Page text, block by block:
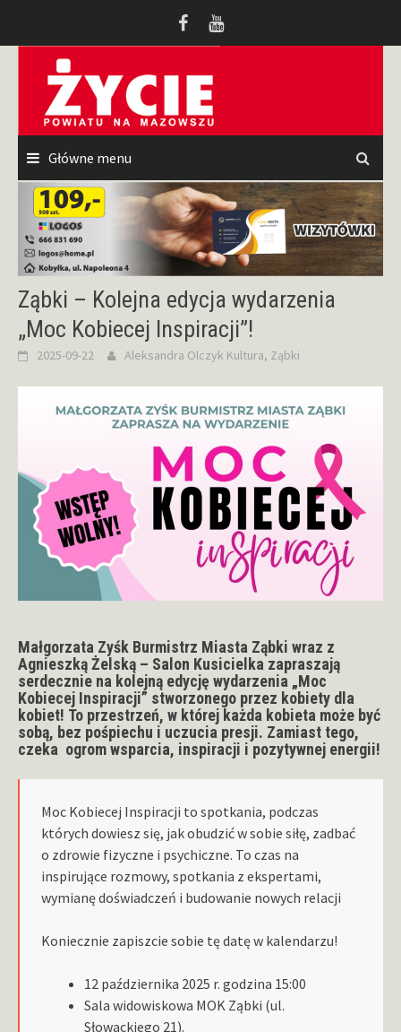
Główne menu
Ząbki – Kolejna edycja wydarzenia
„Moc Kobiecej Inspiracji”!
2025-09-22 Aleksandra Olczyk Kultura, Ząbki
Małgorzata Zyśk Burmistrz Miasta Ząbki wraz z
Agnieszką Żelską – Salon Kusicielka zapraszają
serdecznie na kolejną edycję wydarzenia „Moc
Kobiecej Inspiracji” stworzonego przez kobiety dla
kobiet! To przestrzeń, w której każda kobieta może być
sobą, bez pośpiechu i uczucia presji. Zamiast tego,
czeka ogrom wsparcia, inspiracji i pozytywnej energii!
Moc Kobiecej Inspiracji to spotkania, podczas
których dowiesz się, jak obudzić w sobie siłę, zadbać
o zdrowie fizyczne i psychiczne. To czas na
inspirujące rozmowy, spotkania z ekspertami,
wymianę doświadczeń i budowanie nowych relacji
Koniecznie zapiszcie sobie tę datę w kalendarzu!
12 października 2025 r. godzina 15:00
Sala widowiskowa MOK Ząbki (ul.
Słowackiego 21).